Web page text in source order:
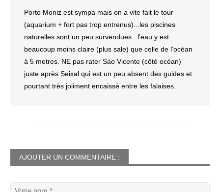
Porto Moniz est sympa mais on a vite fait le tour
(aquarium + fort pas trop entrenus)...les piscines
naturelles sont un peu survendues...l'eau y est
beaucoup moins claire (plus sale) que celle de l'océan
à 5 metres. NE pas rater Sao Vicente (côté océan)
juste après Seixal qui est un peu absent des guides et
pourtant très joliment encaissé entre les falaises.
AJOUTER UN COMMENTAIRE :